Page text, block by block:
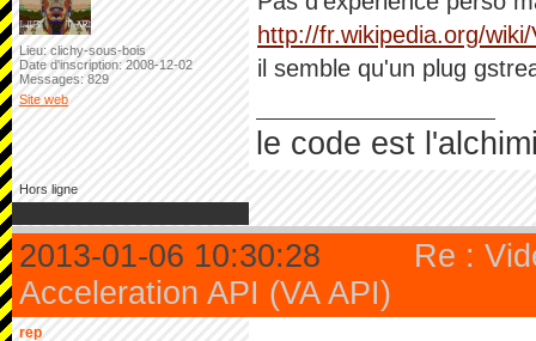
Lieu: clichy-sous-bois
Date d'inscription: 2008-12-02
Messages: 829
Site web
http://fr.wikipedia.org/
il semble qu'un plug
le code est
Hors ligne
2013-01-06 10:30:28
Re :
Acceleration API (VA API)
rep